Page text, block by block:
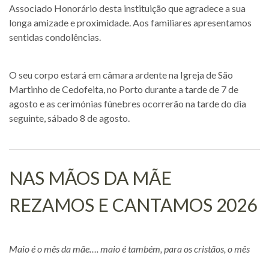
Associado Honorário desta instituição que agradece a sua
longa amizade e proximidade. Aos familiares apresentamos
sentidas condolências.
O seu corpo estará em câmara ardente na Igreja de São
Martinho de Cedofeita, no Porto durante a tarde de 7 de
agosto e as cerimónias fúnebres ocorrerão na tarde do dia
seguinte, sábado 8 de agosto.
NAS MÃOS DA MÃE
REZAMOS E CANTAMOS 2026
Maio é o mês da mãe…. maio é também, para os cristãos, o mês